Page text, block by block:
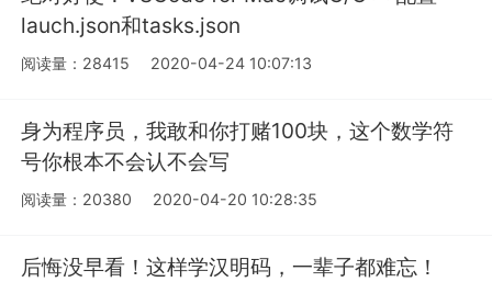
lauch.json和tasks.json
阅读量：28415 2020-04-24 10:07:13
身为程序员，我敢和你打赌100块，这个数学符
号你根本不会认不会写
阅读量：20380 2020-04-20 10:28:35
后悔没早看！这样学汉明码，一辈子都难忘！